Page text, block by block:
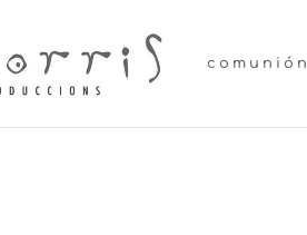
comunión